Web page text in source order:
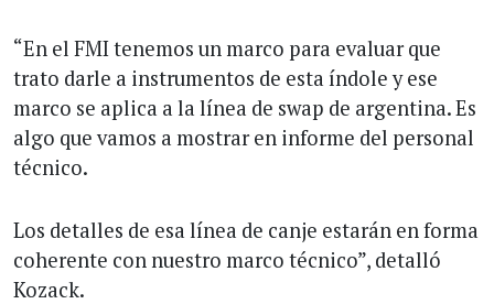
“En el FMI tenemos un marco para evaluar que
trato darle a instrumentos de esta índole y ese
marco se aplica a la línea de swap de argentina. Es
algo que vamos a mostrar en informe del personal
técnico.
Los detalles de esa línea de canje estarán en forma
coherente con nuestro marco técnico”, detalló
Kozack.